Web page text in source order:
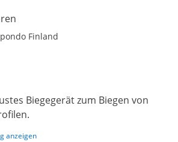
Finland
Biegegerät zum Biegen von
anzeigen